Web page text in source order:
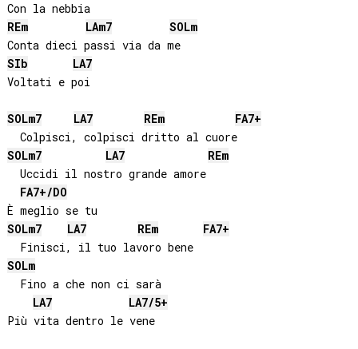
Con la nebbia
REm LAm7 SOLm
Conta dieci passi via da me
SIb
LA7
Voltati e poi
SOLm7 LA7 REm FA7+
  Colpisci, colpisci dritto al cuore
SOLm7 LA7 REm
  Uccidi il nostro grande amore
FA7+/DO
SOLm7 LA7 REm FA7+
  Finisci, il tuo lavoro bene
SOLm
  Fino a che non ci sarà
LA7 LA7/5+
Più vita dentro le vene